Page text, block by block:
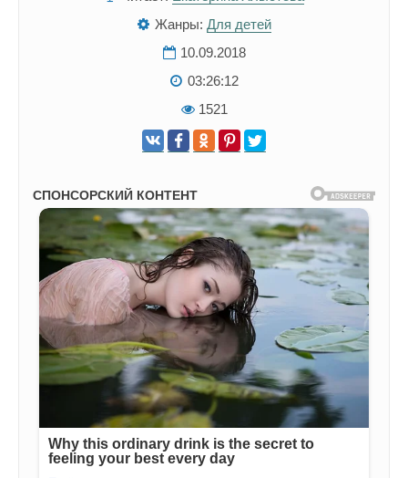
Жанры: Для детей
10.09.2018
03:26:12
1521